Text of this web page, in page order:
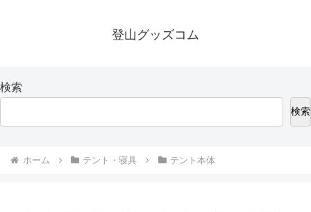
登山グッズコム
検索
検索
ホーム テント・寝具 テント本体